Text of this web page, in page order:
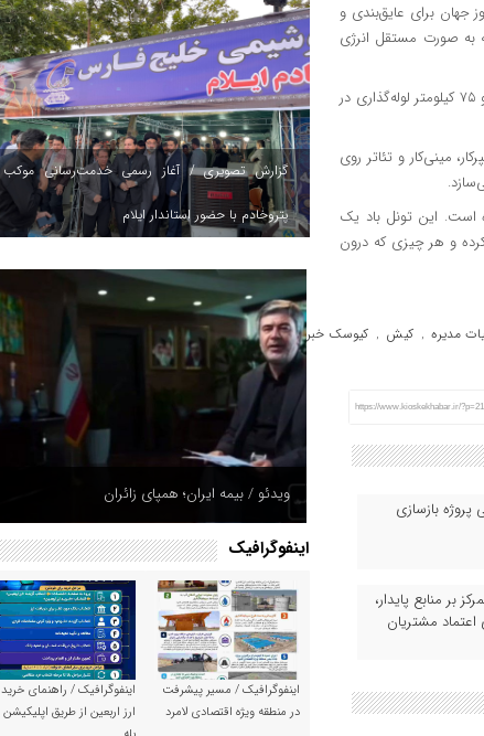
جهان برای عایق‌بندی و
آمپر استفاده شده است که به صورت مستقل انرژی
این مجموعه دارای سیستم تهویه اختصاصی از تجهیزات مدرن و به روز دنیا است که با دو چیلر در مجموع ۲۰۰ تُن و ۷۵ کیلومتر لوله‌گذاری در
مینی‌کار و تئاتر روی
در محیطی به مساحت ۹۰۰ متر آغاز به کار کرده است. این تونل باد یک
خنثی کرده و هر چیزی که درون
مدیره , کیش , کیوسک خبر
https://www.kioskekhabar.ir/
پروژه بازسازی
بر منابع پایدار،
اعتماد مشتریان
گزارش تصویری / آغاز رسمی خدمت‌رسانی موکب
پتروخادم با حضور استاندار ایلام
ویدئو / بیمه ایران؛ همپای زائران
اینفوگرافیک
اینفوگرافیک / مسیر پیشرفت
در منطقه ویژه اقتصادی لامرد
اینفوگرافیک / راهنمای خرید
ارز اربعین از طریق اپلیکیشن